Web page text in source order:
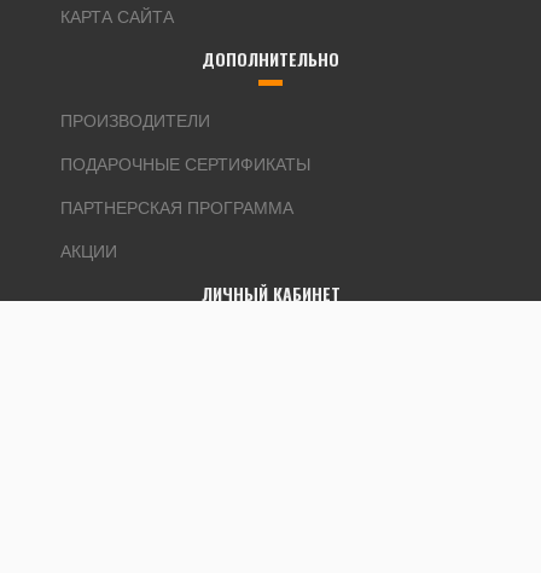
КАРТА САЙТА
ДОПОЛНИТЕЛЬНО
ПРОИЗВОДИТЕЛИ
ПОДАРОЧНЫЕ СЕРТИФИКАТЫ
ПАРТНЕРСКАЯ ПРОГРАММА
АКЦИИ
ЛИЧНЫЙ КАБИНЕТ